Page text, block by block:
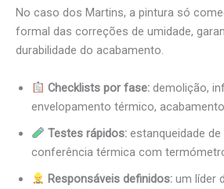
No caso dos Martins, a pintura só
formal das correções de umidade,
durabilidade do acabamento.
Checklists por fase:demolição,
envelopamento térmico,
Testes rápidos:estanqueidade de
conferência térmica com
Responsáveis definidos:um líder